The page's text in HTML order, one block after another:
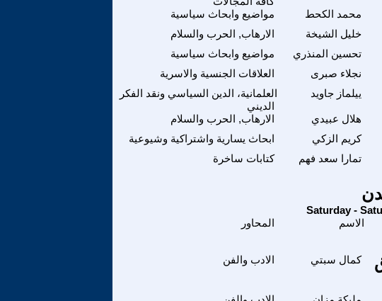
مواضيع وابحاث سياسية محمد الكحط
الارهاب, الحرب والسلام
خليل الشيخة
مواضيع وابحاث سياسية
تحسين المنذري
العلاقات الجنسية والاسرية
نجلاء صبرى
العلمانية، الدين السياسي ونقد الفكر
الديني
ييلماز جاويد
الارهاب, الحرب والسلام هلال عبيدي
ابحاث يسارية واشتراكية وشيوعية
كريم الزكي
كتابات ساخرة
تمارا سعد فهم
الاسم
الادب والفن كمال سبتي